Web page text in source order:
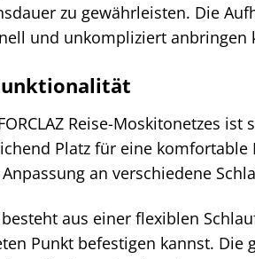
zu gewährleisten. Die
und unkompliziert anbringen
Reise-Moskitonetzes
Platz für eine
an verschiedene
aus einer flexiblen
Punkt befestigen kannst. Die